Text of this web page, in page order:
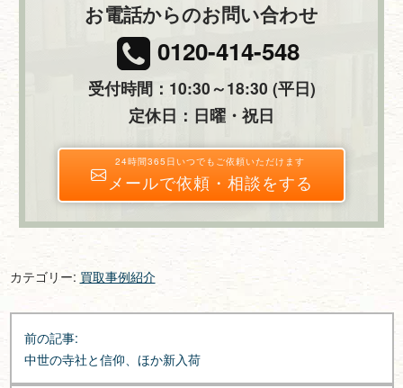
お電話からのお問い合わせ
0120-414-548
受付時間：10:30～18:30 (平日)
定休日：日曜・祝日
24時間365日いつでもご依頼いただけます
メールで依頼・相談をする
カテゴリー: 買取事例紹介
投
稿
ナ
前の記事:
中世の寺社と信仰、ほか新入荷